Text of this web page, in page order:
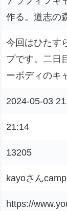
作る。道志の
今回はひたす
プです。二日
ーボディのキ
2024-05-03
21:14
13205
kayoさんcamp
https://